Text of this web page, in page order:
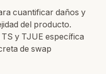
cuantificar daños y
del producto.
y TJUE específica
de swap